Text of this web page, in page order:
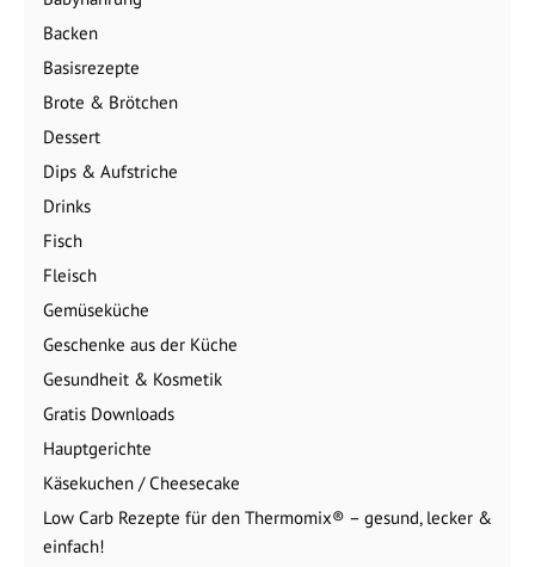
Backen
Basisrezepte
Brote & Brötchen
Dessert
Dips & Aufstriche
Drinks
Fisch
Fleisch
Gemüseküche
Geschenke aus der Küche
Gesundheit & Kosmetik
Gratis Downloads
Hauptgerichte
Käsekuchen / Cheesecake
Low Carb Rezepte für den Thermomix® – gesund, lecker &
einfach!